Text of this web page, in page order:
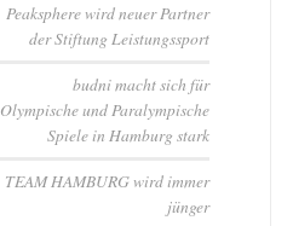
Peaksphere wird neuer Partner
der Stiftung Leistungssport
budni macht sich für
Olympische und Paralympische
Spiele in Hamburg stark
TEAM HAMBURG wird immer
jünger